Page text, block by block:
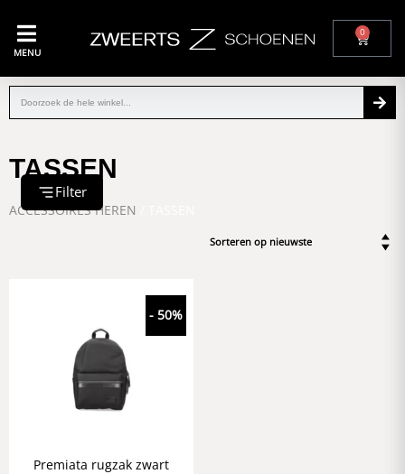
MENU
0
TASSEN
ACCESSOIRES HEREN
Filter
- 50%
Premiata rugzak zwart